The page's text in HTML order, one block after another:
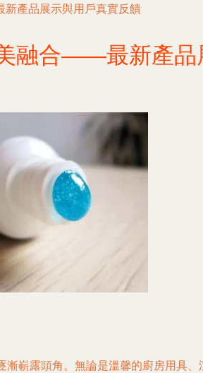
產品展示與用戶真實反饋
融合——最新產品
嶄露頭角。無論是溫馨的廚房用具